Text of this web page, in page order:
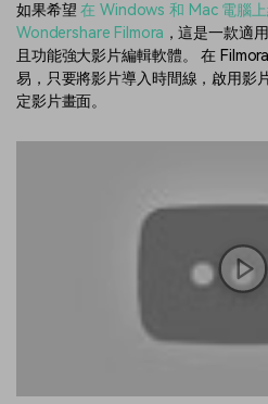
如果希望在 Windows 和 Mac 電腦
Wondershare Filmora ，這是一款適
且功能強大影片編輯軟體。 在
易，只要將影片導入時間線，啟用影
定影片畫面。